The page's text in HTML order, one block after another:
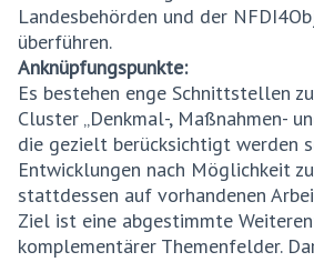
Landesbehörden und der
überführen.
Anknüpfungspunkte:
Es bestehen enge Schnittstellen
Cluster „Denkmal-, Maßnahmen-
die gezielt berücksichtigt werden
Entwicklungen nach Möglichkeit
stattdessen auf vorhandenen
Ziel ist eine abgestimmte
komplementärer Themenfelder.